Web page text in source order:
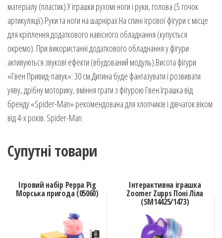
матеріалу (пластик).У іграшки рухомі ноги і руки, голова (5 точок
артикуляції).Руки та ноги на шарнірах.На спині ігрової фігури є місце
для кріплення додаткового навісного обладнання (купується
окремо). При використанні додаткового обладнання у фігури
активуються звукові ефекти (вбудований модуль).Висота фігури
«Гвен Привид-павук»: 30 см.Дитина буде фантазувати і розвивати
уяву, дрібну моторику, вміння грати з фігурою Гвен.Іграшка від
бренду «Spider-Man» рекомендована для хлопчиків і дівчаток віком
від 4-х років. Spider-Man
Супутні товари
Ігровий набір Peppa Pig
Морська пригода (05060)
Інтерактивна іграшка
Zoomer Zupps Поні Ліла
(SM14425/1473)